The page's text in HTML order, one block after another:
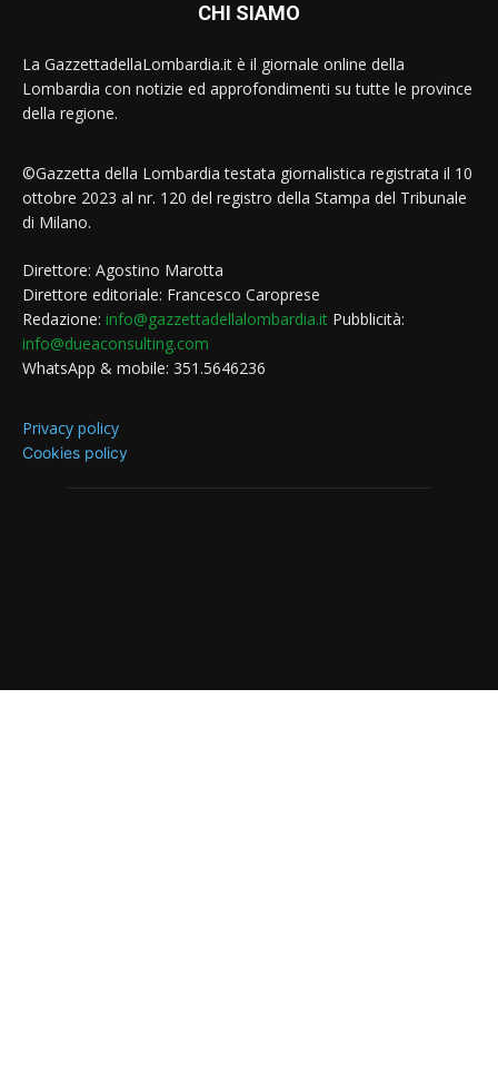
CHI SIAMO
La GazzettadellaLombardia.it è il giornale online della
Lombardia con notizie ed approfondimenti su tutte le province
della regione.
©Gazzetta della Lombardia testata giornalistica registrata il 10
ottobre 2023 al nr. 120 del registro della Stampa del Tribunale
di Milano.
Direttore: Agostino Marotta
Direttore editoriale: Francesco Caroprese
Redazione: info@gazzettadellalombardia.it Pubblicità:
info@dueaconsulting.com
WhatsApp & mobile: 351.5646236
Privacy policy
Cookies policy